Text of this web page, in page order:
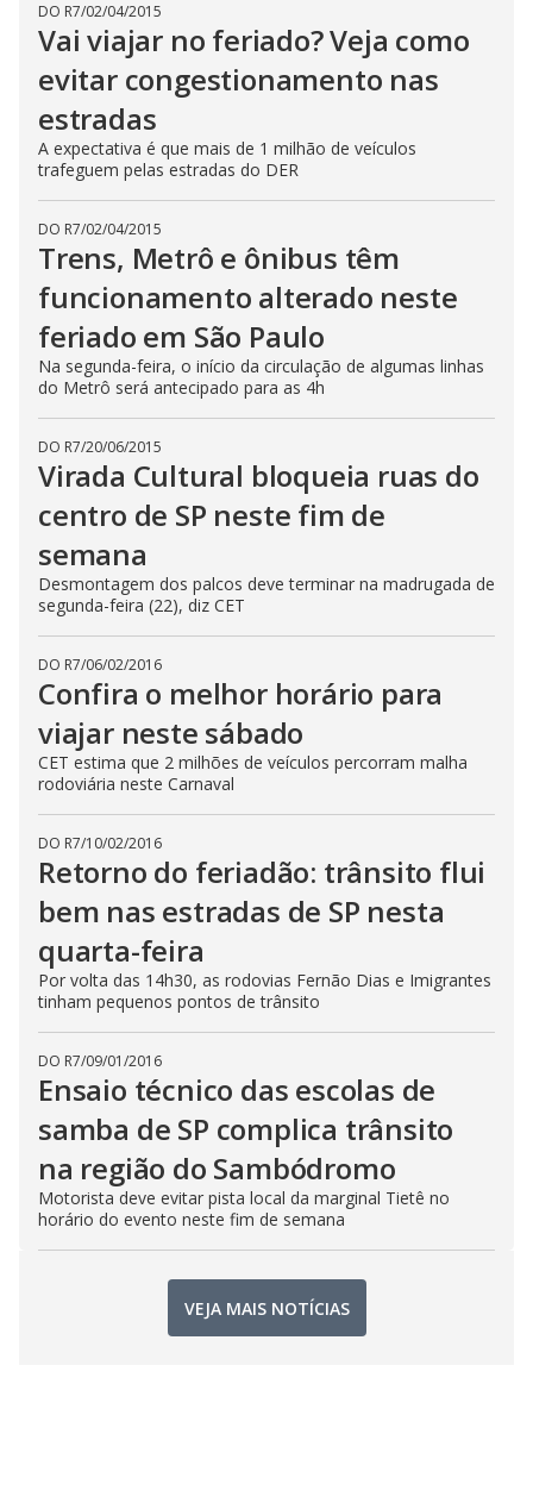
DO R7/02/04/2015
Vai viajar no feriado? Veja como
evitar congestionamento nas
estradas
A expectativa é que mais de 1 milhão de veículos
trafeguem pelas estradas do DER
DO R7/02/04/2015
Trens, Metrô e ônibus têm
funcionamento alterado neste
feriado em São Paulo
Na segunda-feira, o início da circulação de algumas linhas
do Metrô será antecipado para as 4h
DO R7/20/06/2015
Virada Cultural bloqueia ruas do
centro de SP neste fim de
semana
Desmontagem dos palcos deve terminar na madrugada de
segunda-feira (22), diz CET
DO R7/06/02/2016
Confira o melhor horário para
viajar neste sábado
CET estima que 2 milhões de veículos percorram malha
rodoviária neste Carnaval
DO R7/10/02/2016
Retorno do feriadão: trânsito flui
bem nas estradas de SP nesta
quarta-feira
Por volta das 14h30, as rodovias Fernão Dias e Imigrantes
tinham pequenos pontos de trânsito
DO R7/09/01/2016
Ensaio técnico das escolas de
samba de SP complica trânsito
na região do Sambódromo
Motorista deve evitar pista local da marginal Tietê no
horário do evento neste fim de semana
VEJA MAIS NOTÍCIAS